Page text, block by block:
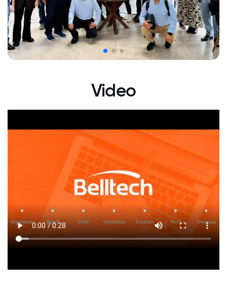
Video